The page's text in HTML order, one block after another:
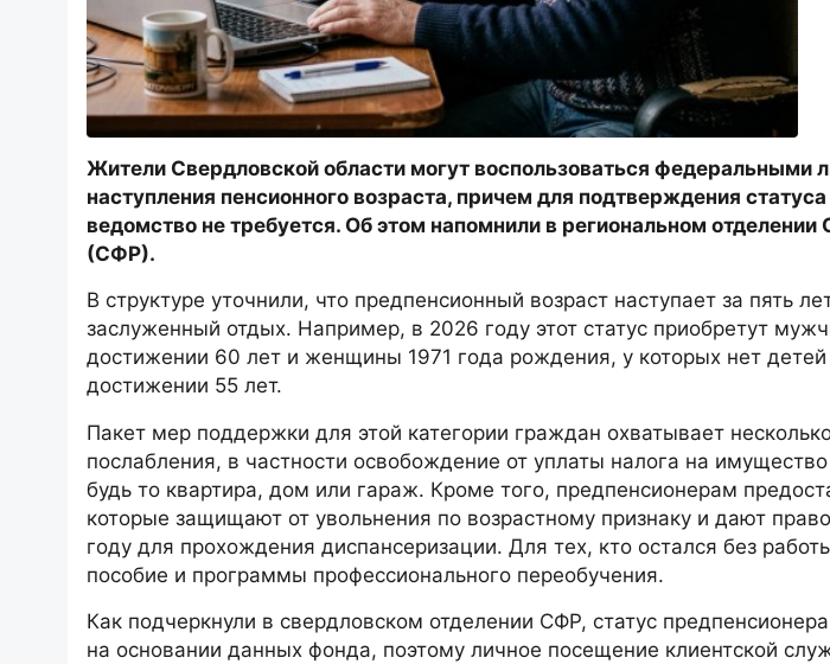
Жители Свердловской области могут воспользоваться федеральными
наступления пенсионного возраста, причем для подтверждения
ведомство не требуется. Об этом напомнили в региональном
(СФР).
В структуре уточнили, что предпенсионный возраст наступает за пять
заслуженный отдых. Например, в 2026 году этот статус приобретут
достижении 60 лет и женщины 1971 года рождения, у которых нет детей
достижении 55 лет.
Пакет мер поддержки для этой категории граждан охватывает
послабления, в частности освобождение от уплаты налога на
будь то квартира, дом или гараж. Кроме того, предпенсионерам
которые защищают от увольнения по возрастному признаку и дают
году для прохождения диспансеризации. Для тех, кто остался без
пособие и программы профессионального переобучения.
Как подчеркнули в свердловском отделении СФР, статус
на основании данных фонда, поэтому личное посещение клиентской